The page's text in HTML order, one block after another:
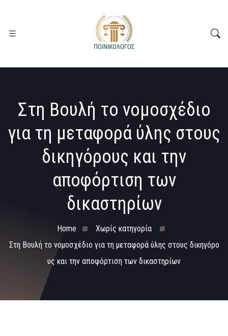
Στη Βουλή το νομοσχέδιο
για τη μεταφορά ύλης στους
δικηγόρους και την
αποφόρτιση των
δικαστηρίων
Home
Χωρίς κατηγορία
Στη Βουλή το νομοσχέδιο για τη μεταφορά ύλης στους δικηγόρο
υς και την αποφόρτιση των δικαστηρίων